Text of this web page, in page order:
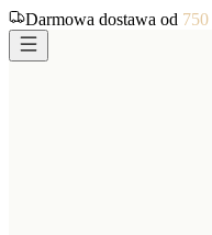
Darmowa dostawa od 750